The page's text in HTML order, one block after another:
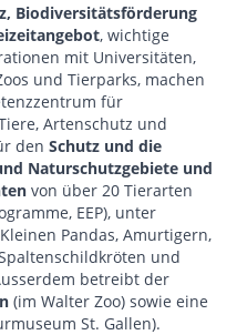
Biodiversitätsförderung
, wichtige
mit Universitäten,
und Tierparks, machen
für
Artenschutz und
den Schutz und die
Naturschutzgebiete und
von über 20 Tierarten
EEP), unter
Pandas, Amurtigern,
und
betreibt der
(im Walter Zoo) sowie eine
St. Gallen).